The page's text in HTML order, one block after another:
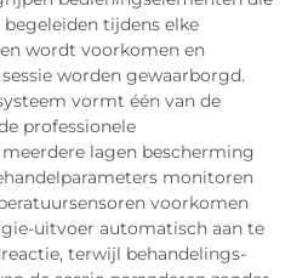
tijdens elke
wordt voorkomen en
worden gewaarborgd.
vormt één van de
professionele
lagen bescherming
monitoren
voorkomen
uitvoer automatisch aan te
terwijl behandelings-